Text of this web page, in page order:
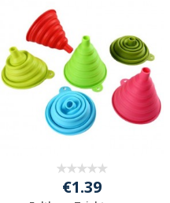
Individuelle
Werbeartikel
anfragen
€1.39